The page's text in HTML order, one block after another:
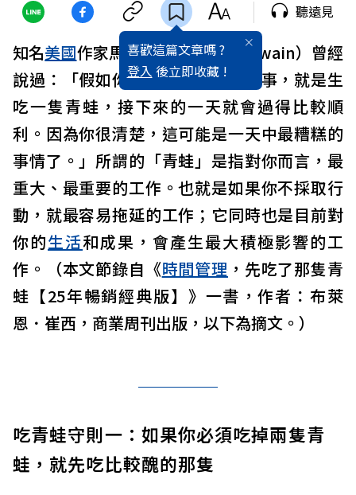
喜歡這篇文章嗎 ?
登入 後立即收藏 !
聽遠見
知名美國作家馬克．吐溫（Mark Twain）曾經
說過：「假如你每天早上的第一件事，就是生
吃一隻青蛙，接下來的一天就會過得比較順
利。因為你很清楚，這可能是一天中最糟糕的
事情了。」所謂的「青蛙」是指對你而言，最
重大、最重要的工作。也就是如果你不採取行
動，就最容易拖延的工作；它同時也是目前對
你的生活和成果，會產生最大積極影響的工
作。（本文節錄自《時間管理 ，先吃了那隻青
蛙【25年暢銷經典版】》一書，作者：布萊
恩．崔西，商業周刊出版，以下為摘文。）
吃青蛙守則一：如果你必須吃掉兩隻青
蛙，就先吃比較醜的那隻